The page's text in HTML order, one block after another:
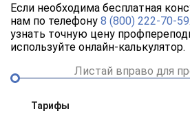
Если необходима бесплатная
нам по телефону 8 (800) 222-70-59
узнать точную цену
используйте онлайн-калькулятор.
Листай вправо для
Тарифы